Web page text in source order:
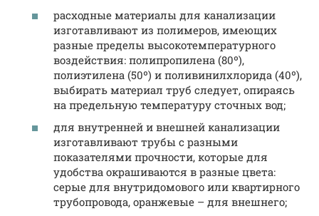
расходные материалы для канализации
изготавливают из полимеров, имеющих
разные пределы высокотемпературного
воздействия: полипропилена (80º),
полиэтилена (50º) и поливинилхлорида (40º),
выбирать материал труб следует, опираясь
на предельную температуру сточных вод;
для внутренней и внешней канализации
изготавливают трубы с разными
показателями прочности, которые для
удобства окрашиваются в разные цвета:
серые для внутридомового или квартирного
трубопровода, оранжевые – для внешнего;